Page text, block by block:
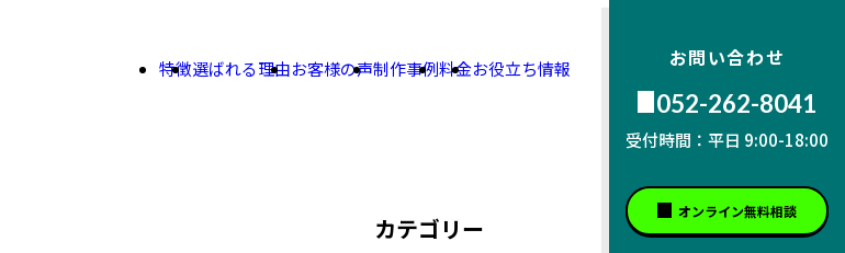
特徴選ばれる理由お客様の声制作事例料金お役立ち情報 お問い合わせ
052-262-8041
受付時間：平日 9:00-18:00
オンライン無料相談
カテゴリー